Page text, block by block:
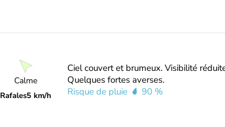
Calme
Rafales5 km/h
Ciel couvert et brumeux. Visibilité
Quelques fortes averses.
Risque de pluie
90 %